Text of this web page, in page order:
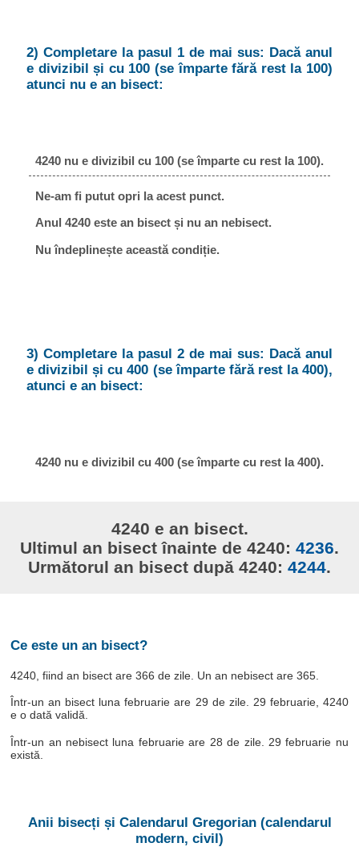
2) Completare la pasul 1 de mai sus: Dacă anul
e divizibil și cu 100 (se împarte fără rest la 100)
atunci nu e an bisect:
4240 nu e divizibil cu 100 (se împarte cu rest la 100).
Ne-am fi putut opri la acest punct.
Anul 4240 este an bisect și nu an nebisect.
Nu îndeplinește această condiție.
3) Completare la pasul 2 de mai sus: Dacă anul
e divizibil și cu 400 (se împarte fără rest la 400),
atunci e an bisect:
4240 nu e divizibil cu 400 (se împarte cu rest la 400).
4240 e an bisect.
Ultimul an bisect înainte de 4240: 4236.
Următorul an bisect după 4240: 4244.
Ce este un an bisect?
4240, fiind an bisect are 366 de zile. Un an nebisect are 365.
Într-un an bisect luna februarie are 29 de zile. 29 februarie, 4240
e o dată validă.
Într-un an nebisect luna februarie are 28 de zile. 29 februarie nu
există.
Anii bisecți și Calendarul Gregorian (calendarul
modern, civil)